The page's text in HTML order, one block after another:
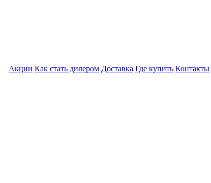
Акции Как стать дилером Доставка Где купить Контакты